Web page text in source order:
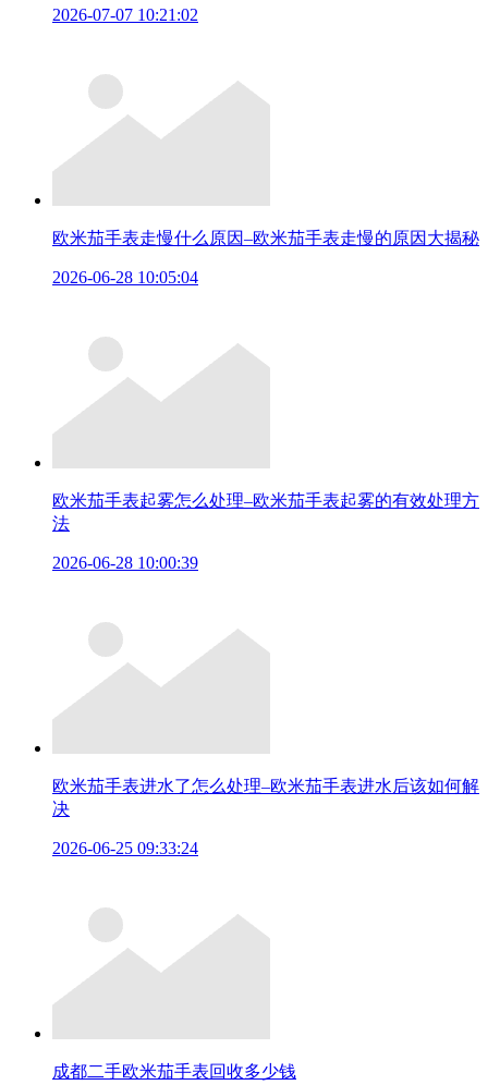
2026-07-07 10:21:02
欧米茄手表走慢什么原因–欧米茄手表走慢的原因大揭秘
2026-06-28 10:05:04
欧米茄手表起雾怎么处理–欧米茄手表起雾的有效处理方
法
2026-06-28 10:00:39
欧米茄手表进水了怎么处理–欧米茄手表进水后该如何解
决
2026-06-25 09:33:24
成都二手欧米茄手表回收多少钱